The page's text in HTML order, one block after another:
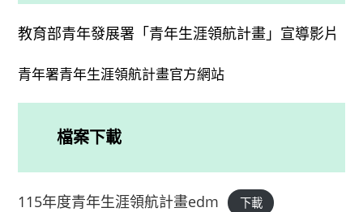
教育部青年發展署「青年生涯領航計畫」宣導影片
青年署青年生涯領航計畫官方網站
檔案下載
115年度青年生涯領航計畫edm 下載